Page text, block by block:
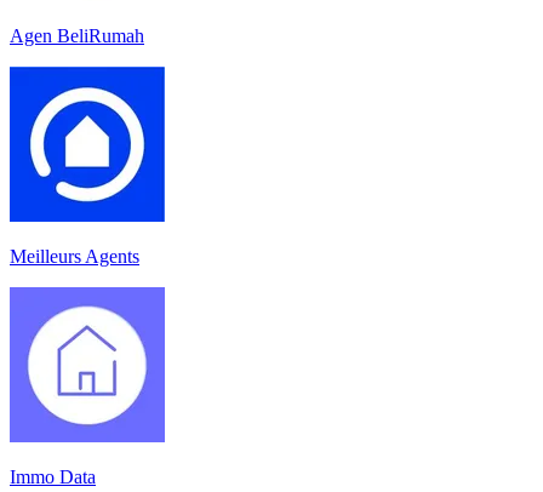
Agen BeliRumah
Meilleurs Agents
Immo Data